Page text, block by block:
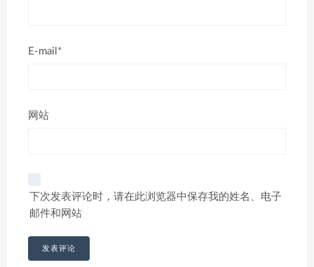
E-mail*
网站
下次发表评论时，请在此浏览器中保存我的姓名、电子
邮件和网站